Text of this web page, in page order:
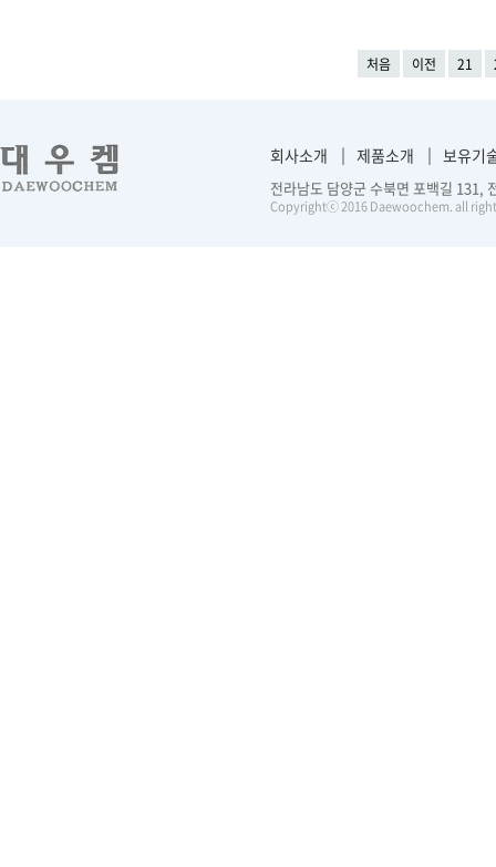
처음 이전 21
회사소개 제품소개 보유기
전라남도 담양군 수북면 포백길
Copyrightⓒ 2016 Daewoochem. all